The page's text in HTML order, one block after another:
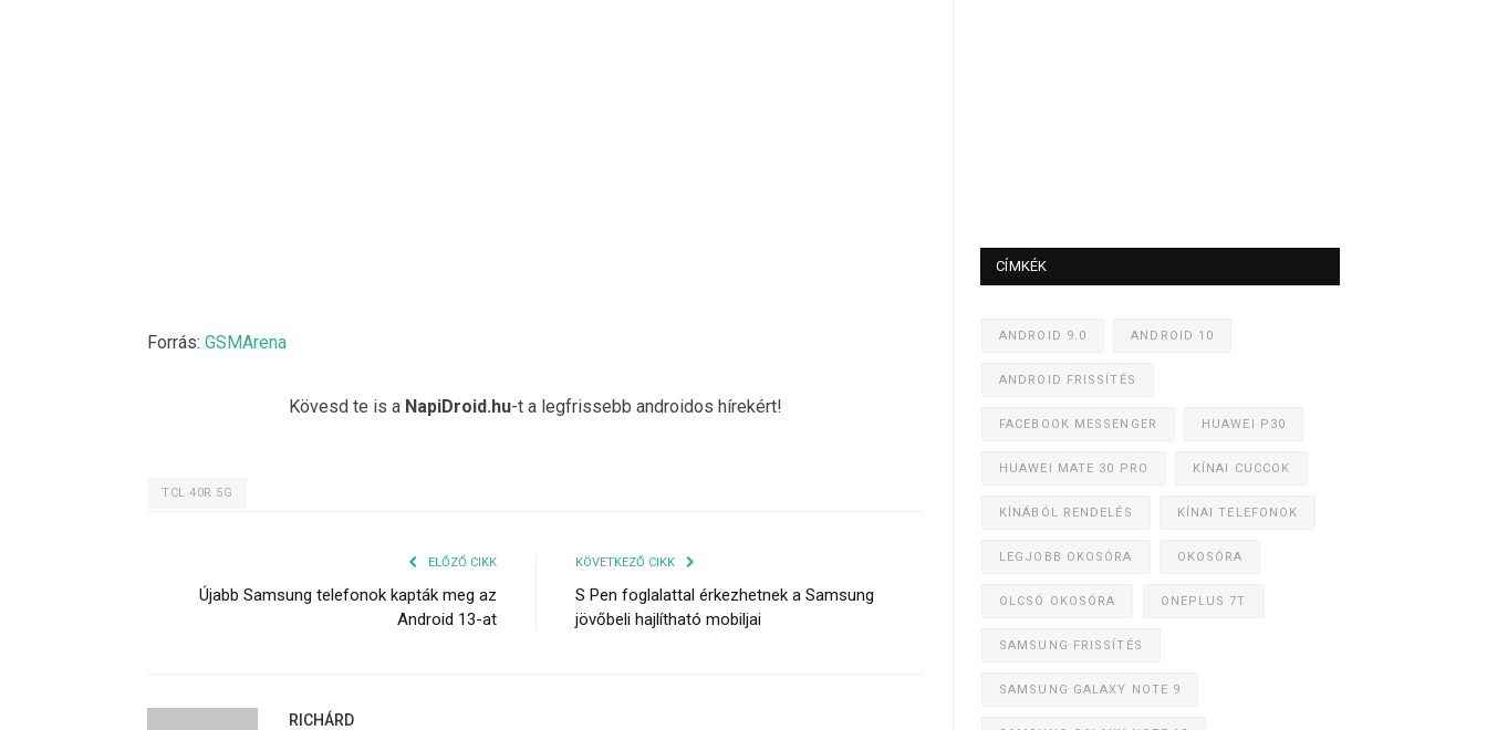
Forrás: GSMArena
Kövesd te is a NapiDroid.hu-t a legfrissebb androidos hírekért!
TCL 40R 5G
ELŐZŐ CIKK
Újabb Samsung telefonok kapták meg az
Android 13-at
KÖVETKEZŐ CIKK
S Pen foglalattal érkezhetnek a Samsung
jövőbeli hajlítható mobiljai
RICHÁRD
CÍMKÉK
ANDROID 9.0 ANDROID 10
ANDROID FRISSÍTÉS
FACEBOOK MESSENGER HUAWEI P30
HUAWEI MATE 30 PRO KÍNAI CUCCOK
KÍNÁBÓL RENDELÉS KÍNAI TELEFONOK
LEGJOBB OKOSÓRA OKOSÓRA
OLCSÓ OKOSÓRA ONEPLUS 7T
SAMSUNG FRISSÍTÉS
SAMSUNG GALAXY NOTE 9